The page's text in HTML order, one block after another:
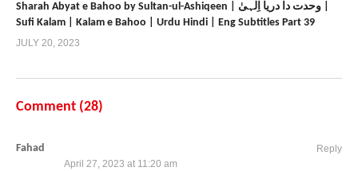
Sharah Abyat e Bahoo by Sultan-ul-Ashiqeen | وحدت دا دریا اِلہیٰ |
Sufi Kalam | Kalam e Bahoo | Urdu Hindi | Eng Subtitles Part 39
JULY 20, 2023
Comment (28)
Fahad
April 27, 2023 at 11:20 am
Reply